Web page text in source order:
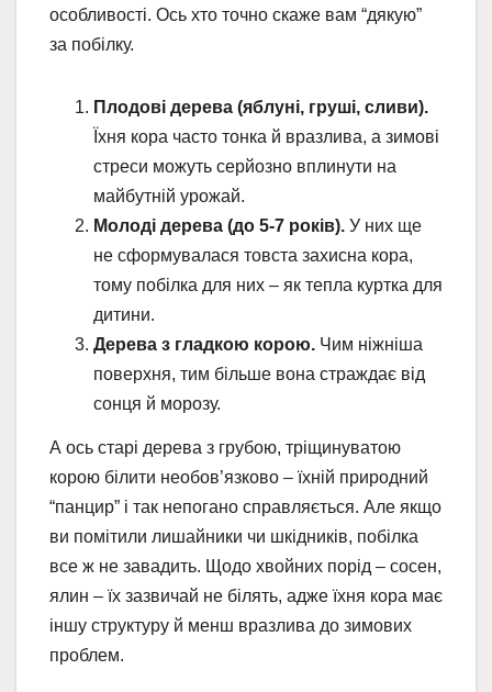
особливості. Ось хто точно скаже вам “дякую”
за побілку.
Плодові дерева (яблуні, груші, сливи).
Їхня кора часто тонка й вразлива, а зимові
стреси можуть серйозно вплинути на
майбутній урожай.
Молоді дерева (до 5-7 років). У них ще
не сформувалася товста захисна кора,
тому побілка для них – як тепла куртка для
дитини.
Дерева з гладкою корою. Чим ніжніша
поверхня, тим більше вона страждає від
сонця й морозу.
А ось старі дерева з грубою, тріщинуватою
корою білити необов’язково – їхній природний
“панцир” і так непогано справляється. Але якщо
ви помітили лишайники чи шкідників, побілка
все ж не завадить. Щодо хвойних порід – сосен,
ялин – їх зазвичай не білять, адже їхня кора має
іншу структуру й менш вразлива до зимових
проблем.